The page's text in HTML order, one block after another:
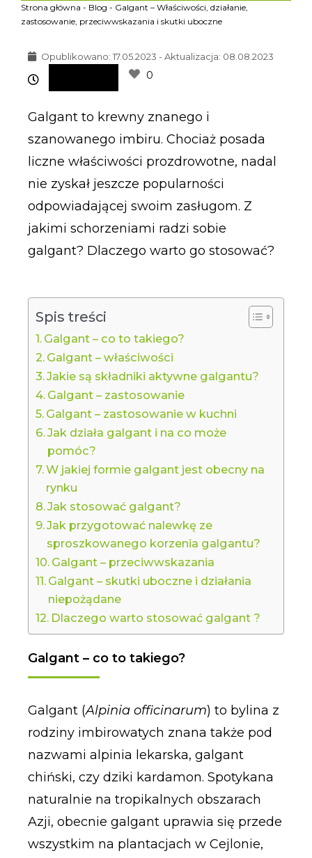
Strona główna - Blog - Galgant – Właściwości, działanie,
zastosowanie, przeciwwskazania i skutki uboczne
Opublikowano: 17.05.2023 - Aktualizacja: 08.08.2023
0
Galgant to krewny znanego i
szanowanego imbiru. Chociaż posada
liczne właściwości prozdrowotne, nadal
nie zyskał jeszcze popularności
odpowiadającej swoim zasługom. Z
jakimi schorzeniami radzi sobie
galgant? Dlaczego warto go stosować?
Spis treści
Galgant – co to takiego?
Galgant – właściwości
Jakie są składniki aktywne galgantu?
Galgant – zastosowanie
Galgant – zastosowanie w kuchni
Jak działa galgant i na co może
pomóc?
W jakiej formie galgant jest obecny na
rynku
Jak stosować galgant?
Jak przygotować nalewkę ze
sproszkowanego korzenia galgantu?
Galgant – przeciwwskazania
Galgant – skutki uboczne i działania
niepożądane
Dlaczego warto stosować galgant ?
Galgant – co to takiego?
Galgant (Alpinia officinarum) to bylina z
rodziny imbirowatych znana także pod
nazwami alpinia lekarska, galgant
chiński, czy dziki kardamon. Spotykana
naturalnie na tropikalnych obszarach
Azji, obecnie galgant uprawia się przede
wszystkim na plantacjach w Cejlonie,